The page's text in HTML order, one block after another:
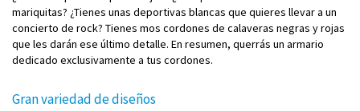
mariquitas? ¿Tienes unas deportivas blancas que quieres llevar a un
concierto de rock? Tienes mos cordones de calaveras negras y rojas
que les darán ese último detalle. En resumen, querrás un armario
dedicado exclusivamente a tus cordones.
Gran variedad de diseños